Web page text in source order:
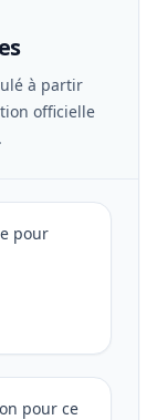
à partir
officielle
pour
pour ce